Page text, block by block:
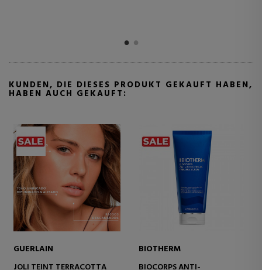
KUNDEN, DIE DIESES PRODUKT GEKAUFT HABEN,
HABEN AUCH GEKAUFT:
GUERLAIN
BIOTHERM